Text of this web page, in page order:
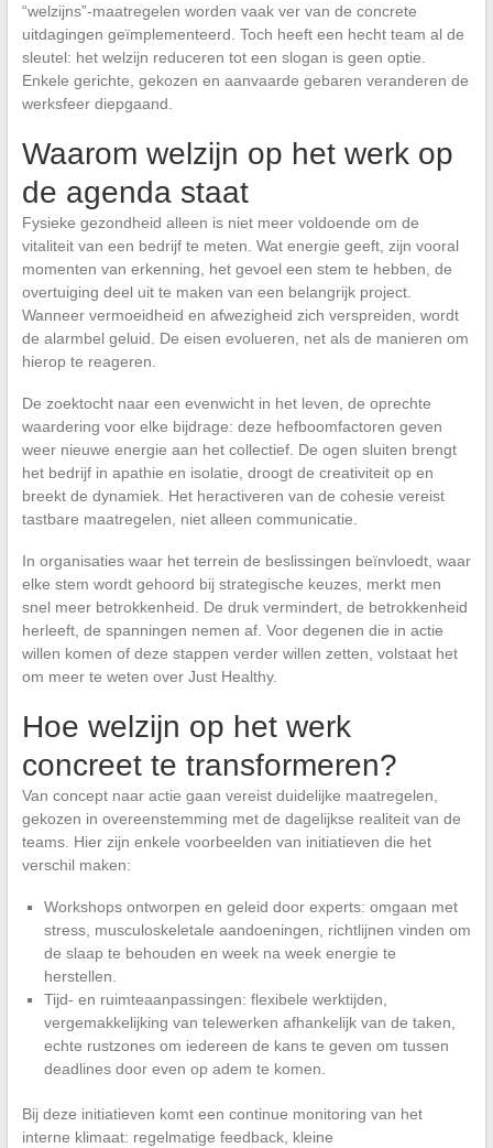
“welzijns”-maatregelen worden vaak ver van de concrete
uitdagingen geïmplementeerd. Toch heeft een hecht team al de
sleutel: het welzijn reduceren tot een slogan is geen optie.
Enkele gerichte, gekozen en aanvaarde gebaren veranderen de
werksfeer diepgaand.
Waarom welzijn op het werk op
de agenda staat
Fysieke gezondheid alleen is niet meer voldoende om de
vitaliteit van een bedrijf te meten. Wat energie geeft, zijn vooral
momenten van erkenning, het gevoel een stem te hebben, de
overtuiging deel uit te maken van een belangrijk project.
Wanneer vermoeidheid en afwezigheid zich verspreiden, wordt
de alarmbel geluid. De eisen evolueren, net als de manieren om
hierop te reageren.
De zoektocht naar een evenwicht in het leven, de oprechte
waardering voor elke bijdrage: deze hefboomfactoren geven
weer nieuwe energie aan het collectief. De ogen sluiten brengt
het bedrijf in apathie en isolatie, droogt de creativiteit op en
breekt de dynamiek. Het heractiveren van de cohesie vereist
tastbare maatregelen, niet alleen communicatie.
In organisaties waar het terrein de beslissingen beïnvloedt, waar
elke stem wordt gehoord bij strategische keuzes, merkt men
snel meer betrokkenheid. De druk vermindert, de betrokkenheid
herleeft, de spanningen nemen af. Voor degenen die in actie
willen komen of deze stappen verder willen zetten, volstaat het
om meer te weten over Just Healthy.
Hoe welzijn op het werk
concreet te transformeren?
Van concept naar actie gaan vereist duidelijke maatregelen,
gekozen in overeenstemming met de dagelijkse realiteit van de
teams. Hier zijn enkele voorbeelden van initiatieven die het
verschil maken:
Workshops ontworpen en geleid door experts: omgaan met
stress, musculoskeletale aandoeningen, richtlijnen vinden om
de slaap te behouden en week na week energie te
herstellen.
Tijd- en ruimteaanpassingen: flexibele werktijden,
vergemakkelijking van telewerken afhankelijk van de taken,
echte rustzones om iedereen de kans te geven om tussen
deadlines door even op adem te komen.
Bij deze initiatieven komt een continue monitoring van het
interne klimaat: regelmatige feedback, kleine